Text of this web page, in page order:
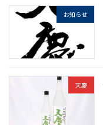
お知らせ
天慶